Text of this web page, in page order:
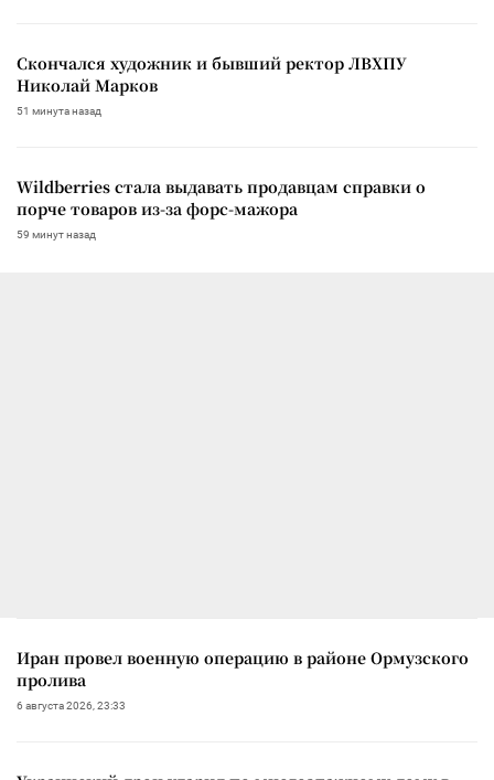
Скончался художник и бывший ректор ЛВХПУ
Николай Марков
51 минута назад
Wildberries стала выдавать продавцам справки о
порче товаров из-за форс-мажора
59 минут назад
Иран провел военную операцию в районе Ормузского
пролива
6 августа 2026, 23:33